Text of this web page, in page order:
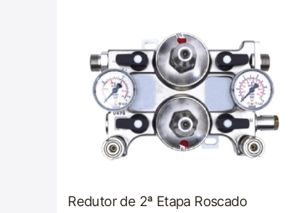
Redutor de 2ª Etapa Roscado